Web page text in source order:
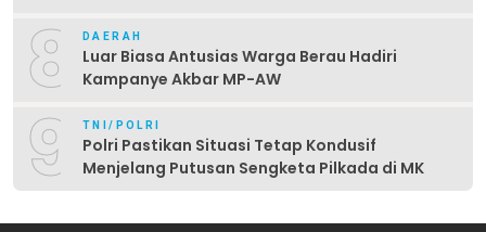
8 DAERAH
Luar Biasa Antusias Warga Berau Hadiri
Kampanye Akbar MP-AW
9 TNI/POLRI
Polri Pastikan Situasi Tetap Kondusif
Menjelang Putusan Sengketa Pilkada di MK